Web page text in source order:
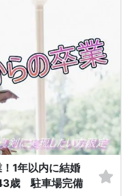
！1年以内に結婚
歳 駐車場完備